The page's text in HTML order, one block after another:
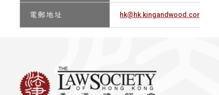
電 郵 地 址 hk@hk.kingandwood.com